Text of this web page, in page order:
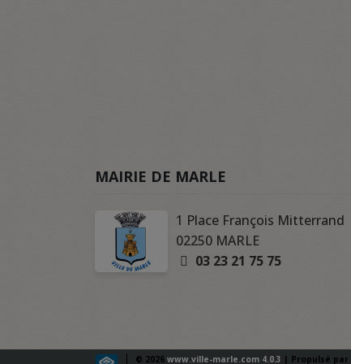
MAIRIE DE MARLE
1 Place François Mitterrand
02250 MARLE
03 23 21 75 75
© 2026 www.ville-marle.com 4.0.3 | Propulsé par